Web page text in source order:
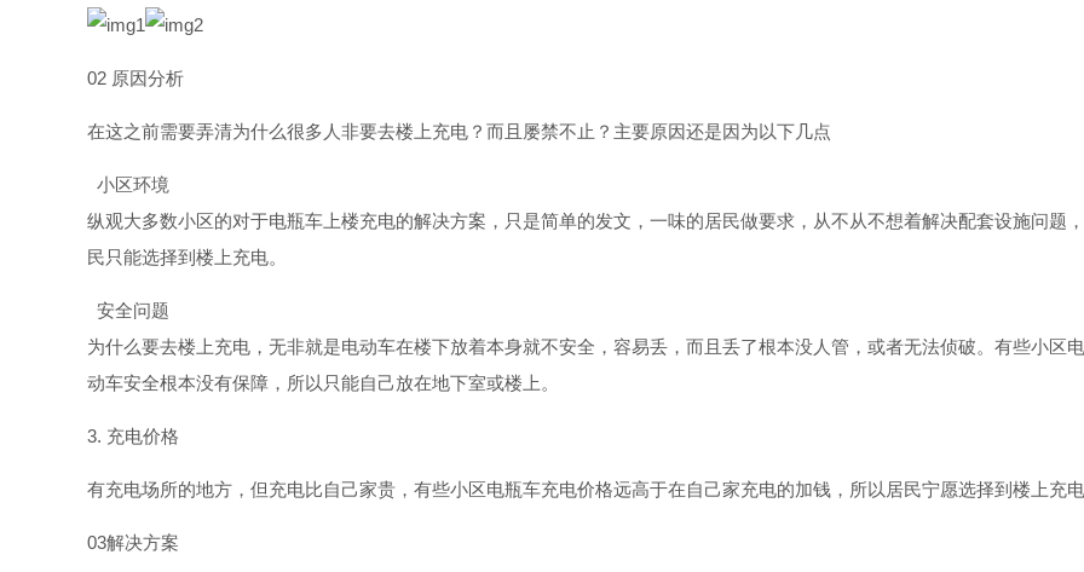
02 原因分析
在这之前需要弄清为什么很多人非要去楼上充电？而且屡禁不止？主要原因还是因为以下几点
小区环境
纵观大多数小区的对于电瓶车上楼充电的解决方案，只是简单的发文，一味的居民做要求，从不从不想着解决配套设施问题
民只能选择到楼上充电。
安全问题
为什么要去楼上充电，无非就是电动车在楼下放着本身就不安全，容易丢，而且丢了根本没人管，或者无法侦破。有些小区
动车安全根本没有保障，所以只能自己放在地下室或楼上。
3. 充电价格
有充电场所的地方，但充电比自己家贵，有些小区电瓶车充电价格远高于在自己家充电的加钱，所以居民宁愿选择到楼上充
03解决方案